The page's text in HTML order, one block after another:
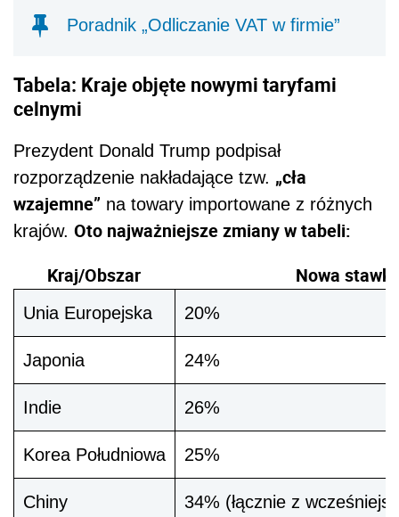
Poradnik „Odliczanie VAT w firmie”
Tabela: Kraje objęte nowymi taryfami
celnymi
Prezydent Donald Trump podpisał
rozporządzenie nakładające tzw. „cła
wzajemne” na towary importowane z różnych
krajów. Oto najważniejsze zmiany w tabeli:
Kraj/Obszar
Nowa
Unia Europejska 20%
Japonia 24%
Indie 26%
Korea Południowa 25%
Chiny 34% (łącznie z